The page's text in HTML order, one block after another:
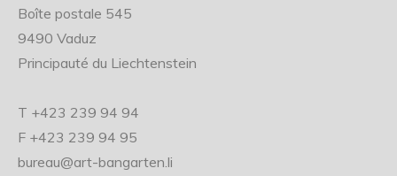
Boîte postale 545
9490 Vaduz
Principauté du Liechtenstein
T +423 239 94 94
F +423 239 94 95
bureau@art-bangarten.li